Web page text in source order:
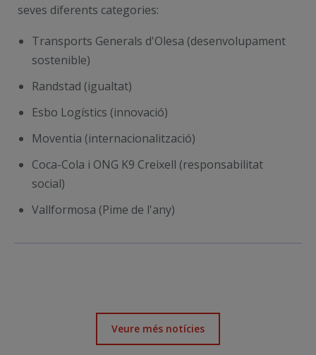
seves diferents categories:
Transports Generals d'Olesa (desenvolupament
sostenible)
Randstad (igualtat)
Esbo Logístics (innovació)
Moventia (internacionalització)
Coca-Cola i ONG K9 Creixell (responsabilitat
social)
Vallformosa (Pime de l'any)
Veure més notícies